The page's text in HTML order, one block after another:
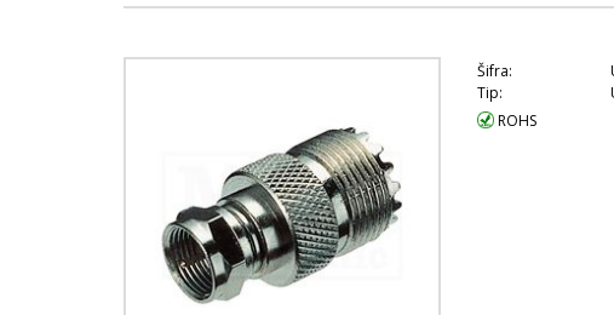
Šifra:
Tip:
ROHS